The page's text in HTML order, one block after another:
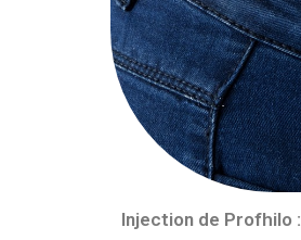
Injection de Profhilo :